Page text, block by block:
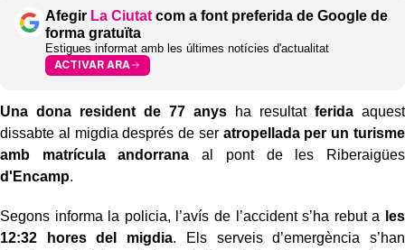
Afegir La Ciutat com a font preferida de Google de
forma gratuïta
Estigues informat amb les últimes notícies d'actualitat
ACTIVAR ARA
Una dona resident de 77 anysha resultat ferida aquest
dissabte al migdia després de ser atropellada per un turisme
amb matrícula andorrana al pont de les Riberaigües
d'Encamp.
Segons informa la policia, l’avís de l’accident s’ha rebut a
les
12:32 hores del migdia. Els serveis d’emergència s’han